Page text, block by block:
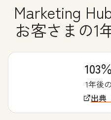
Marketing
お客さまの1
103
1年後
出典